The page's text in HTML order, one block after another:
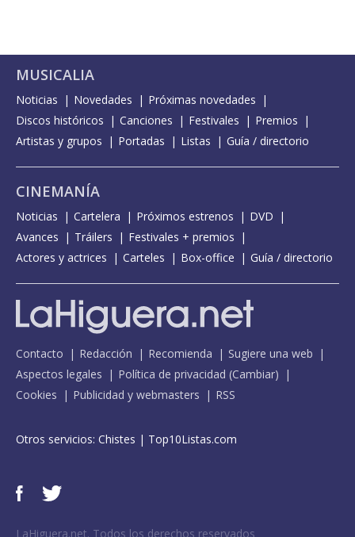
MUSICALIA
Noticias Novedades
Próximas novedades
Discos históricos
Canciones Festivales
Premios
Artistas y grupos
Portadas Listas Guía / directorio
CINEMANÍA
Noticias Cartelera Próximos estrenos
DVD
Avances
Tráilers
Festivales + premios
Actores y actrices
Carteles Box-office Guía / directorio
Contacto Redacción Recomienda
Sugiere una web
Aspectos legales
Política de privacidad (Cambiar)
Cookies
Publicidad y webmasters RSS
Otros servicios: Chistes | Top10Listas.com
LaHiguera.net. Todos los derechos reservados